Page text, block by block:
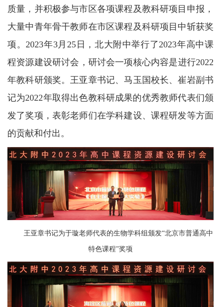
质量，并积极参与市区各项课程及教科研项目申报，
大量中青年骨干教师在市区课程及科研项目中斩获奖
项。2023年3月25日，北大附中举行了2023年高中课
程资源建设研讨会，研讨会一项核心内容是进行2022
年教科研颁奖。王亚章书记、马玉国校长、崔岩副书
记为2022年取得出色教科研成果的优秀教师代表们颁
发了奖项，表彰老师们在学科建设、课程研发等方面
的贡献和付出。
王亚章书记为于璇老师代表的生物学科组颁发“北京市普通高中
特色课程”奖项